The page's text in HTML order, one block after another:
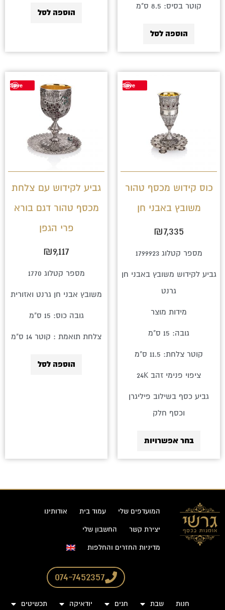
קוטר בסיס: 8.5 ס"מ
הוספה לסל
הוספה לסל
Save
כוס קידוש מכסף טהור
משובץ באבני חן
₪7,335
מספר קטלוג 1799923
גביע לקידוש משובץ באבני חן
גרנט
מידות מוצר
גובה: 15 ס"מ
קוטר צלחת: 11.5 ס"מ
ציפוי פנימי זהב 24K
גביע כסף בשילוב פיליגרן
וכסף חלק
בחר אפשרויות
למוצר
האפשרויות
Save
גביע לקידוש עם צלחת
מכסף טהור דגם בורא
פרי הגפן
₪9,117
מספר קטלוג 1770
משובץ אבני חן גרנט ואזורית
גובה כוס: 15 ס"מ
צלחת תואמת : קוטר 14 ס"מ
הוספה לסל
המועדפים שלי עמוד בית אודותינו
יצירת קשר החשבון שלי
מדיניות החזרים והחלפות
074-7452357
חנות שבת חגים יודאיקה תכשיטים